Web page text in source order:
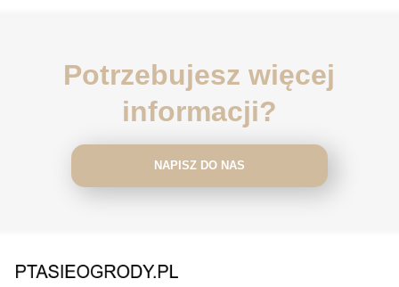
Potrzebujesz więcej
informacji?
NAPISZ DO NAS